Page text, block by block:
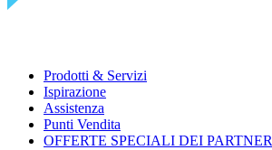
Prodotti & Servizi
Ispirazione
Assistenza
Punti Vendita
OFFERTE SPECIALI DEI PARTNER